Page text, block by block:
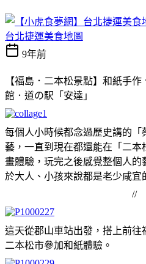
台北捷運美食地圖
9年前
【福島．二本松景點】和紙手作
館．道の駅「安達」
每個人小時候都念過歷史講的「
藝，一直到現在都還能在「二
畫體驗，玩完之後感覺整個人
於大人、小孩來說都是老少咸宜
//
這天從郡山車站出發，搭上前
二本松市參加和紙體驗。